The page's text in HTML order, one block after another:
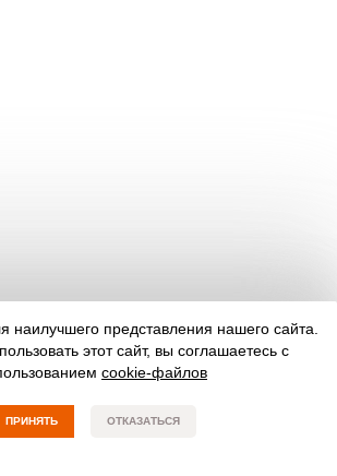
наилучшего представления нашего сайта.
этот сайт, вы соглашаетесь с
cookie-файлов
ПРИНЯТЬ ОТКАЗАТЬСЯ